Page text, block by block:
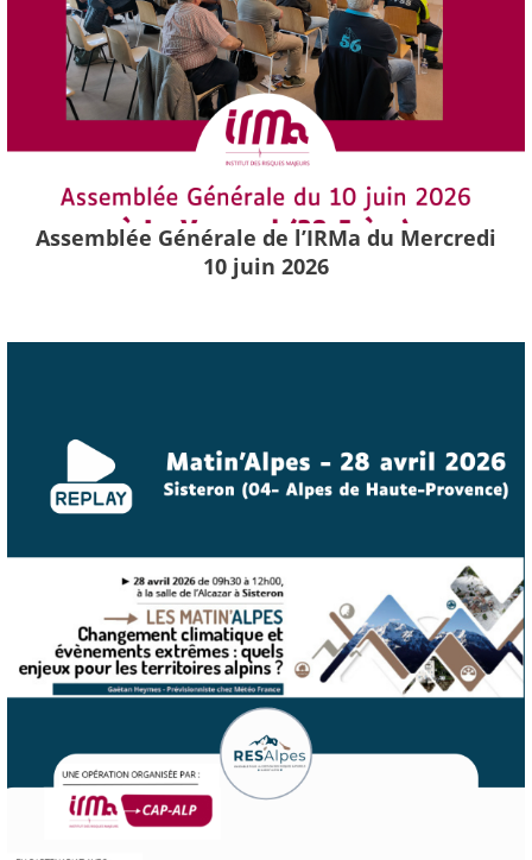
Assemblée Générale de l’IRMa du Mercredi
10 juin 2026